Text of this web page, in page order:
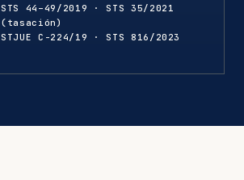
STS 44–49/2019 · STS 35/2021
(tasación)
STJUE C-224/19 · STS 816/2023